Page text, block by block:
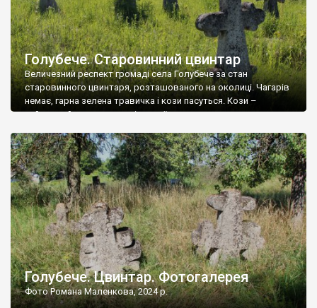
Голубече. Старовинний цвинтар
Величезний респект громаді села Голубече за стан
старовинного цвинтаря, розташованого на околиці. Чагарів
немає, гарна зелена травичка і кози пасуться. Кози –
найкращий регулятор шкідливої, для старих кладовищ,
бруньками, кози ті бруньки обгризають, бо то улюблений
делікатес. На цвинтарі у Голубечому ціла колекція
різноманітних форм хрестів. Село відносно невелике, […]
Голубече. Цвинтар. Фотогалерея
Фото Романа Маленкова, 2024 р.